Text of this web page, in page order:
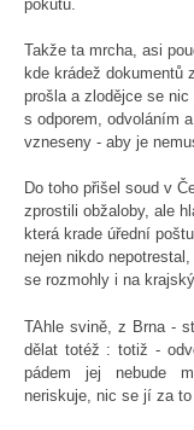
pokutu.
Takže ta mrcha, asi
kde krádež dokumentů
prošla a zlodějce se
s odporem, odvoláním
vzneseny - aby je
Do toho přišel soud v
zprostili obžaloby, ale
která krade úřední
nejen nikdo
se rozmohly i na
TAhle svině, z Brna -
dělat totéž : totiž -
pádem jej nebude
neriskuje, nic se jí za to